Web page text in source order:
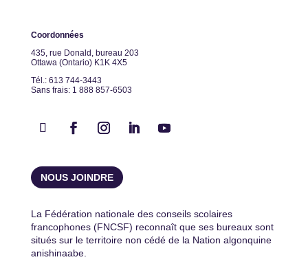
Coordonnées
435, rue Donald, bureau 203
Ottawa (Ontario) K1K 4X5
Tél.: 613 744-3443
Sans frais: 1 888 857-6503
NOUS JOINDRE
La Fédération nationale des conseils scolaires
francophones (FNCSF) reconnaît que ses bureaux sont
situés sur le territoire non cédé de la Nation algonquine
anishinaabe.